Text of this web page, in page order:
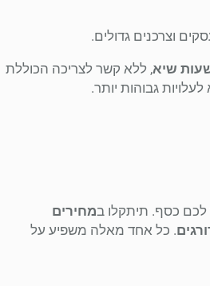
וצרכנים גדולים.
שיא, ללא קשר לצריכה הכוללת
גבוהות יותר.
לכם כסף. תיתקלו במחירים
. כל אחד מאלה משפיע על